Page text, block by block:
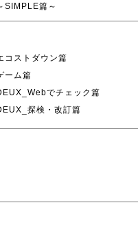
SIMPLE篇～
コストダウン篇
ーム篇
でチェック篇
探検・改訂篇